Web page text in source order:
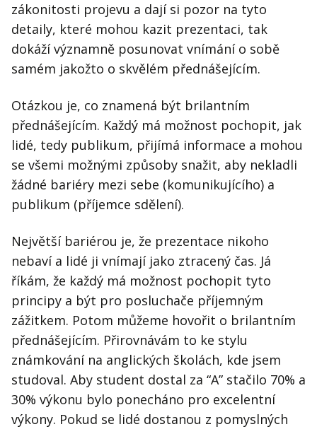
zákonitosti projevu a dají si pozor na tyto
detaily, které mohou kazit prezentaci, tak
dokáží významně posunovat vnímání o sobě
samém jakožto o skvělém přednášejícím.
Otázkou je, co znamená být brilantním
přednášejícím. Každý má možnost pochopit, jak
lidé, tedy publikum, přijímá informace a mohou
se všemi možnými způsoby snažit, aby nekladli
žádné bariéry mezi sebe (komunikujícího) a
publikum (příjemce sdělení).
Největší bariérou je, že prezentace nikoho
nebaví a lidé ji vnímají jako ztracený čas. Já
říkám, že každý má možnost pochopit tyto
principy a být pro posluchače příjemným
zážitkem. Potom můžeme hovořit o brilantním
přednášejícím. Přirovnávám to ke stylu
známkování na anglických školách, kde jsem
studoval. Aby student dostal za “A” stačilo 70% a
30% výkonu bylo ponecháno pro excelentní
výkony. Pokud se lidé dostanou z pomyslných